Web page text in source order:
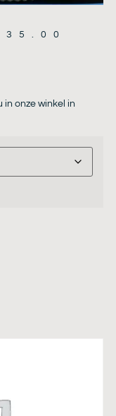
in onze winkel in